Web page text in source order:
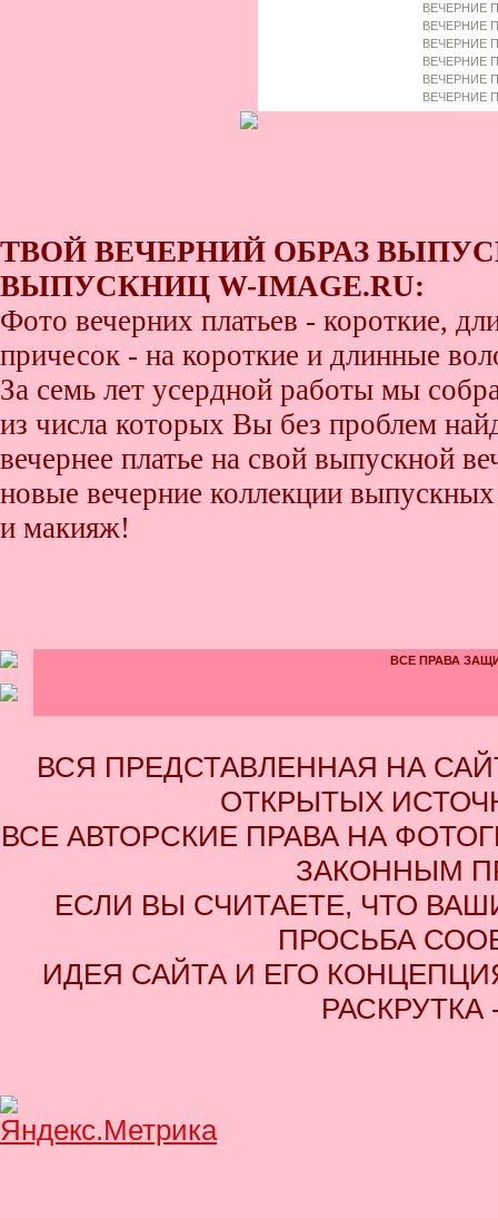
ВЕЧЕРНИЕ
ВЕЧЕРНИЕ
ВЕЧЕРНИЕ
ВЕЧЕРНИЕ
ВЕЧЕРНИЕ
ВЕЧЕРНИЕ
ТВОЙ ВЕЧЕРНИЙ ОБРАЗ
ВЫПУСКНИЦ W-IMAGE.RU:
Фото вечерних платьев - короткие,
причесок - на короткие и длинные
За семь лет усердной работы мы
из числа которых Вы без проблем
вечернее платье на свой выпускной
новые вечерние коллекции
и макияж!
ВСЕ ПРАВА
ВСЯ ПРЕДСТАВЛЕННАЯ НА
ОТКРЫТЫХ
ВСЕ АВТОРСКИЕ ПРАВА НА
ЗАКОННЫМ
ЕСЛИ ВЫ СЧИТАЕТЕ, ЧТО
ПРОСЬБА
ИДЕЯ САЙТА И ЕГО
РАСКРУТКА